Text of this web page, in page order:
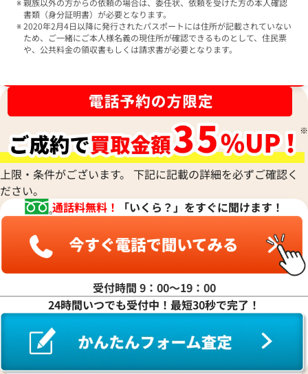
書類（身分証明書）が必要となります。
2020年2月4日以降に発行されたパスポートには住所が記載されていない
ため、ご一緒にご本人様名義の現住所が確認できるものとして、住民票
や、公共料金の領収書もしくは請求書が必要となります。
上限・条件がございます。 下記に記載の詳細を必ずご確認く
ださい。
通話料無料！
「いくら？」をすぐに聞けます！
受付時間 9：00〜19：00
24時間いつでも受付中！最短30秒で完了！